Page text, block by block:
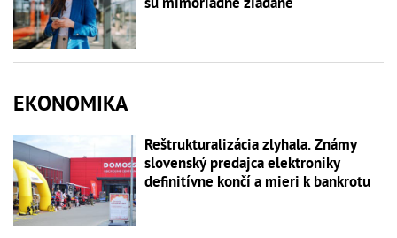
EKONOMIKA
Reštrukturalizácia zlyhala. Známy
slovenský predajca elektroniky
definitívne končí a mieri k bankrotu